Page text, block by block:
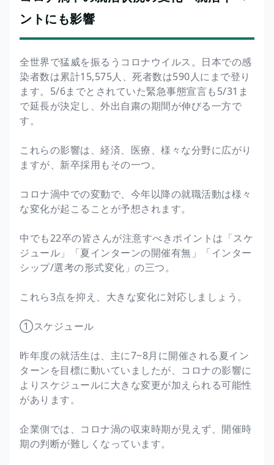
ントにも影響
全世界で猛威を振るうコロナウイルス。日本での感
染者数は累計15,575人、死者数は590人にまで登り
ます。5/6までとされていた緊急事態宣言も5/31ま
で延長が決定し、外出自粛の期間が伸びる一方で
す。
これらの影響は、経済、医療、様々な分野に広がり
ますが、新卒採用もその一つ。
コロナ渦中での変動で、今年以降の就職活動は様々
な変化が起こることが予想されます。
中でも22卒の皆さんが注意すべきポイントは「スケ
ジュール」「夏インターンの開催有無」「インター
シップ/選考の形式変化」の三つ。
これら3点を抑え、大きな変化に対応しましょう。
①スケジュール
昨年度の就活生は、主に7~8月に開催される夏イン
ターンを目標に動いていましたが、コロナの影響に
よりスケジュールに大きな変更が加えられる可能性
があります。
企業側では、コロナ渦の収束時期が見えず、開催時
期の判断が難しくなっています。